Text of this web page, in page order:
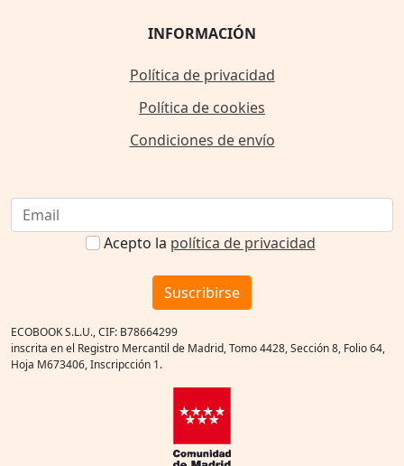
INFORMACIÓN
Política de privacidad
Política de cookies
Condiciones de envío
Acepto la política de privacidad
Suscribirse
ECOBOOK S.L.U., CIF: B78664299
inscrita en el Registro Mercantil de Madrid, Tomo 4428, Sección 8, Folio 64,
Hoja M673406, Inscripcción 1.